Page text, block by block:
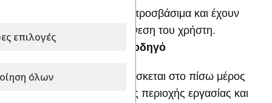
Τα χειριστήρια είναι εύκολα προσβάσιμα και έχουν
σχεδιαστεί για τη βέλτιστη άνεση του χρήστη.
Κινητήρας πίσω από τον οδηγό
Χάρη στον κινητήρα που βρίσκεται στο πίσω μέρος
έχετε καλύτερη επίβλεψη της περιοχής εργασίας και
επιλογές
όλων